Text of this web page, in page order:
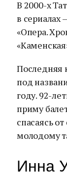
В 2000-х
в сериалах
«Опера.
Последняя
под
году. 92-
приму
спасаясь
молодому
Инна